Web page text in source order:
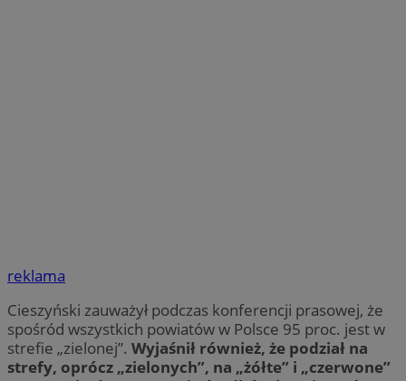
reklama
Cieszyński zauważył podczas konferencji prasowej, że
spośród wszystkich powiatów w Polsce 95 proc. jest w
strefie „zielonej”. Wyjaśnił również, że podział na
strefy, oprócz „zielonych”, na „żółte” i „czerwone”